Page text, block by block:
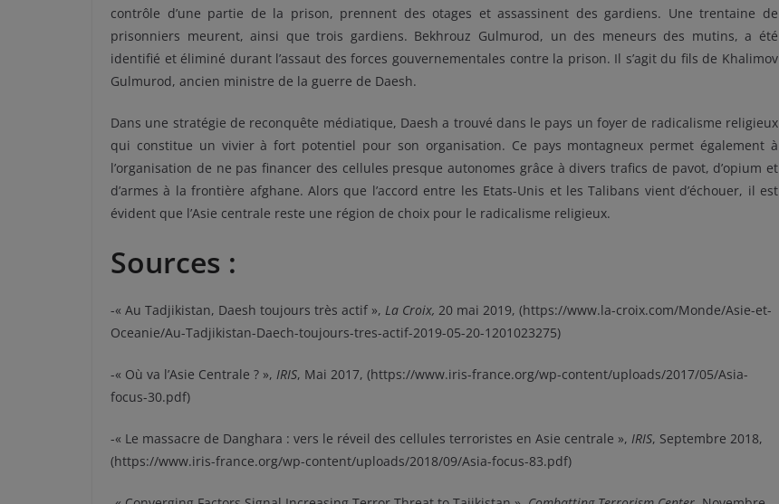
contrôle d’une partie de la prison, prennent des otages et assassinent des gardiens. Une trentaine de
prisonniers meurent, ainsi que trois gardiens. Bekhrouz Gulmurod, un des meneurs des mutins, a été
identifié et éliminé durant l’assaut des forces gouvernementales contre la prison. Il s’agit du fils de Khalimov
Gulmurod, ancien ministre de la guerre de Daesh.
Dans une stratégie de reconquête médiatique, Daesh a trouvé dans le pays un foyer de radicalisme religieux
qui constitue un vivier à fort potentiel pour son organisation. Ce pays montagneux permet également à
l’organisation de ne pas financer des cellules presque autonomes grâce à divers trafics de pavot, d’opium et
d’armes à la frontière afghane. Alors que l’accord entre les Etats-Unis et les Talibans vient d’échouer, il est
évident que l’Asie centrale reste une région de choix pour le radicalisme religieux.
Sources :
-« Au Tadjikistan, Daesh toujours très actif », La Croix, 20 mai 2019, (https://www.la-croix.com/Monde/Asie-et-
Oceanie/Au-Tadjikistan-Daech-toujours-tres-actif-2019-05-20-1201023275)
-« Où va l’Asie Centrale ? », IRIS, Mai 2017, (https://www.iris-france.org/wp-content/uploads/2017/05/Asia-
focus-30.pdf)
-« Le massacre de Danghara : vers le réveil des cellules terroristes en Asie centrale », IRIS, Septembre 2018,
(https://www.iris-france.org/wp-content/uploads/2018/09/Asia-focus-83.pdf)